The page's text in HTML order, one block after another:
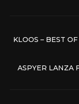
KLOOS – BEST
ASPYER LANZA